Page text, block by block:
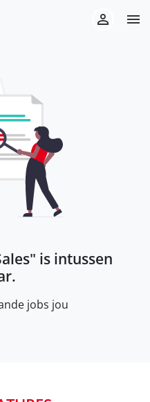
" is intussen
jobs jou